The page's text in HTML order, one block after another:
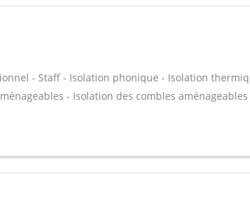
- Staff - Isolation phonique - Isolation
- Isolation des combles aménageables